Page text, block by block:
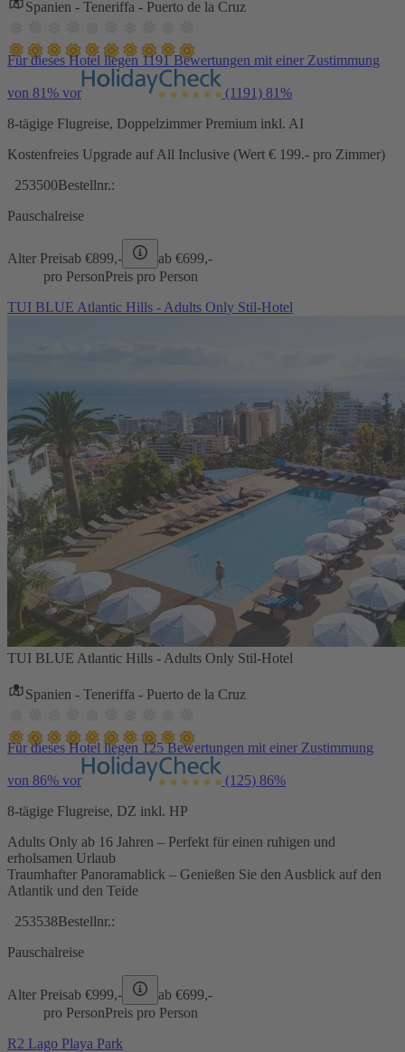
Spanien - Teneriffa - Puerto de la Cruz
Für dieses Hotel liegen 1191 Bewertungen mit einer Zustimmung
von 81% vor (1191) 81%
8-tägige Flugreise, Doppelzimmer Premium inkl. AI
Kostenfreies Upgrade auf All Inclusive (Wert € 199.- pro Zimmer)
253500Bestellnr.:
Pauschalreise
Alter Preisab €899,- ab €699,-
pro PersonPreis pro Person
TUI BLUE Atlantic Hills - Adults Only Stil-Hotel
TUI BLUE Atlantic Hills - Adults Only Stil-Hotel
Spanien - Teneriffa - Puerto de la Cruz
Für dieses Hotel liegen 125 Bewertungen mit einer Zustimmung
von 86% vor (125) 86%
8-tägige Flugreise, DZ inkl. HP
Adults Only ab 16 Jahren – Perfekt für einen ruhigen und
erholsamen Urlaub
Traumhafter Panoramablick – Genießen Sie den Ausblick auf den
Atlantik und den Teide
253538Bestellnr.:
Pauschalreise
Alter Preisab €999,- ab €699,-
pro PersonPreis pro Person
R2 Lago Playa Park